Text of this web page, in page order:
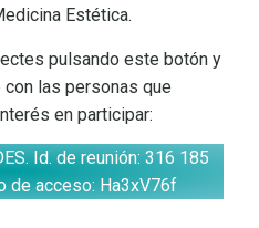
Estética.
pulsando este botón y
las personas que
en participar:
Id. de reunión: 316 185
de acceso: Ha3xV76f